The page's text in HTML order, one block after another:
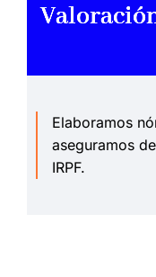
Elaboramos
aseguramos
IRPF.